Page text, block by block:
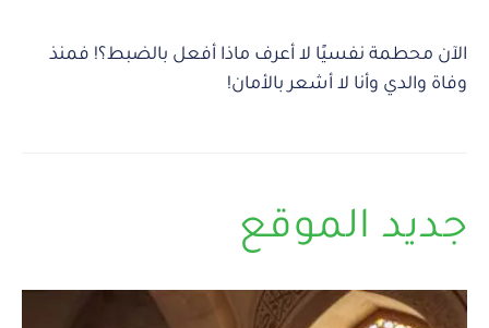
الآن محطمة نفسيًا لا أعرف ماذا أفعل بالضبط؟! فمنذ
وفاة والدي وأنا لا أشعر بالأمان!
جديد الموقع